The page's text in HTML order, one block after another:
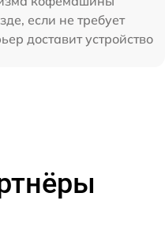
если не требует
доставит устройство